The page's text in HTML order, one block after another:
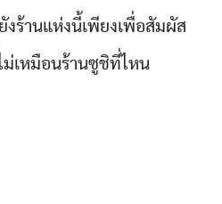
งร้านแห่งนี้เพียงเพื่อสัมผัส
เหมือนร้านซูชิที่ไหน